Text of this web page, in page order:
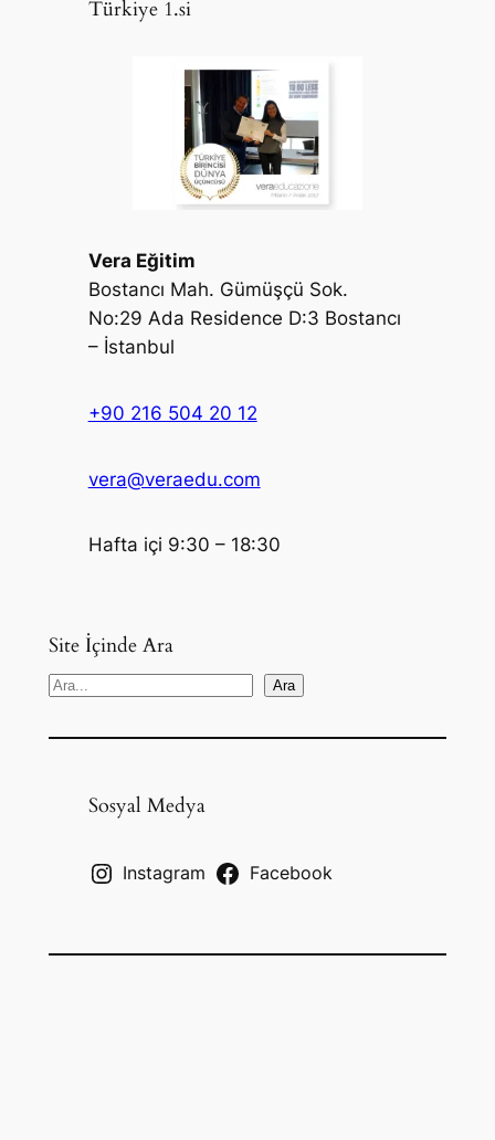
Türkiye 1.si
Vera Eğitim
Bostancı Mah. Gümüşçü Sok.
No:29 Ada Residence D:3 Bostancı
– İstanbul
+90 216 504 20 12
vera@veraedu.com
Hafta içi 9:30 – 18:30
Site İçinde Ara
S
a
Ara
Sosyal Medya
Instagram Facebook